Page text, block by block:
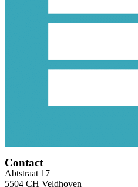
Contact
Abtstraat 17
5504 CH Veldhoven